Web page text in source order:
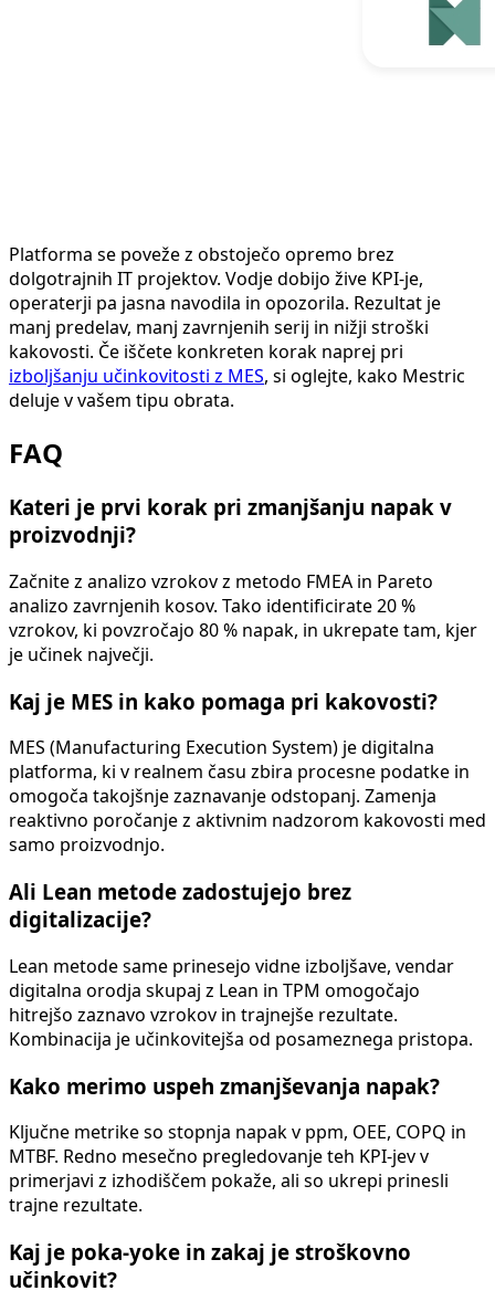
Platforma se poveže z obstoječo opremo brez
dolgotrajnih IT projektov. Vodje dobijo žive KPI-je,
operaterji pa jasna navodila in opozorila. Rezultat je
manj predelav, manj zavrnjenih serij in nižji stroški
kakovosti. Če iščete konkreten korak naprej pri
izboljšanju učinkovitosti z MES, si oglejte, kako Mestric
deluje v vašem tipu obrata.
FAQ
Kateri je prvi korak pri zmanjšanju napak v
proizvodnji?
Začnite z analizo vzrokov z metodo FMEA in Pareto
analizo zavrnjenih kosov. Tako identificirate 20 %
vzrokov, ki povzročajo 80 % napak, in ukrepate tam, kjer
je učinek največji.
Kaj je MES in kako pomaga pri kakovosti?
MES (Manufacturing Execution System) je digitalna
platforma, ki v realnem času zbira procesne podatke in
omogoča takojšnje zaznavanje odstopanj. Zamenja
reaktivno poročanje z aktivnim nadzorom kakovosti med
samo proizvodnjo.
Ali Lean metode zadostujejo brez
digitalizacije?
Lean metode same prinesejo vidne izboljšave, vendar
digitalna orodja skupaj z Lean in TPM omogočajo
hitrejšo zaznavo vzrokov in trajnejše rezultate.
Kombinacija je učinkovitejša od posameznega pristopa.
Kako merimo uspeh zmanjševanja napak?
Ključne metrike so stopnja napak v ppm, OEE, COPQ in
MTBF. Redno mesečno pregledovanje teh KPI-jev v
primerjavi z izhodiščem pokaže, ali so ukrepi prinesli
trajne rezultate.
Kaj je poka-yoke in zakaj je stroškovno
učinkovit?